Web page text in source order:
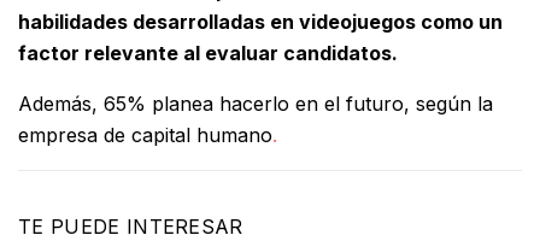
habilidades desarrolladas en videojuegos como un
factor relevante al evaluar candidatos.
Además, 65% planea hacerlo en el futuro, según la
empresa de capital humano.
TE PUEDE INTERESAR